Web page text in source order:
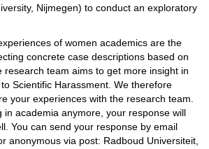
Nijmegen) to conduct an exploratory
of women academics are the
concrete case descriptions based on
research team aims to get more insight in
Scientific Harassment. We therefore
your experiences with the research team.
in academia anymore, your response will
You can send your response by email
anonymous via post: Radboud Universiteit,